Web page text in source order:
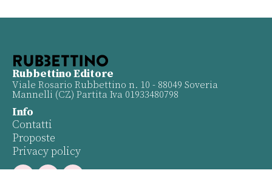
Rubbettino Editore
Viale Rosario Rubbettino n. 10 - 88049 Soveria
Mannelli (CZ) Partita Iva 01933480798
Info
Contatti
Proposte
Privacy policy